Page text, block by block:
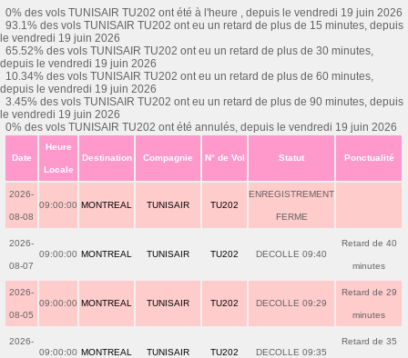
0% des vols TUNISAIR TU202 ont été à l'heure , depuis le vendredi 19 juin 2026
93.1% des vols TUNISAIR TU202 ont eu un retard de plus de 15 minutes, depuis
le vendredi 19 juin 2026
65.52% des vols TUNISAIR TU202 ont eu un retard de plus de 30 minutes,
depuis le vendredi 19 juin 2026
10.34% des vols TUNISAIR TU202 ont eu un retard de plus de 60 minutes,
depuis le vendredi 19 juin 2026
3.45% des vols TUNISAIR TU202 ont eu un retard de plus de 90 minutes, depuis
le vendredi 19 juin 2026
0% des vols TUNISAIR TU202 ont été annulés, depuis le vendredi 19 juin 2026
Date
Heure
Locale
Destination Compagnie N° de Vol Statut Ponctualité
2026-
08-08
09:00:00 MONTREAL TUNISAIR TU202
ENREGISTREMENT
FERME
2026-
08-07
09:00:00 MONTREAL TUNISAIR TU202 DECOLLE 09:40
Retard de 40
minutes
2026-
08-05
09:00:00 MONTREAL TUNISAIR TU202 DECOLLE 09:29
Retard de 29
minutes
2026-
09:00:00 MONTREAL TUNISAIR TU202 DECOLLE 09:35
Retard de 35